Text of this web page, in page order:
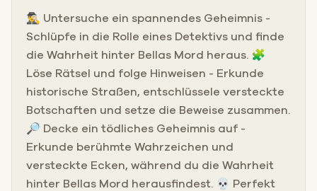
🕵️‍♂️ Untersuche ein spannendes Geheimnis -
Schlüpfe in die Rolle eines Detektivs und finde
die Wahrheit hinter Bellas Mord heraus. 🧩
Löse Rätsel und folge Hinweisen - Erkunde
historische Straßen, entschlüssele versteckte
Botschaften und setze die Beweise zusammen.
🔎 Decke ein tödliches Geheimnis auf -
Erkunde berühmte Wahrzeichen und
versteckte Ecken, während du die Wahrheit
hinter Bellas Mord herausfindest. 💀 Perfekt